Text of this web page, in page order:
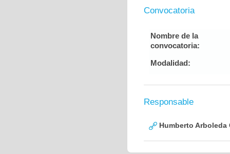
Convocatoria
Nombre de la
convocatoria:
Modalidad:
Responsable
Humberto Arboleda